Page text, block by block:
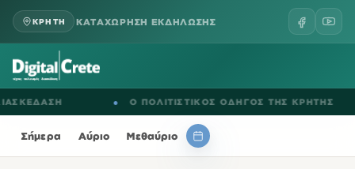
ΚΡΗΤΗ ΚΑΤΑΧΩΡΗΣΗ ΕΚΔΗΛΩΣΗΣ
Ο ΠΟΛΙΤΙΣΤΙΚΟΣ ΟΔΗΓΟΣ ΤΗΣ ΚΡΗΤΗΣ
Σήμερα Αύριο Μεθαύριο